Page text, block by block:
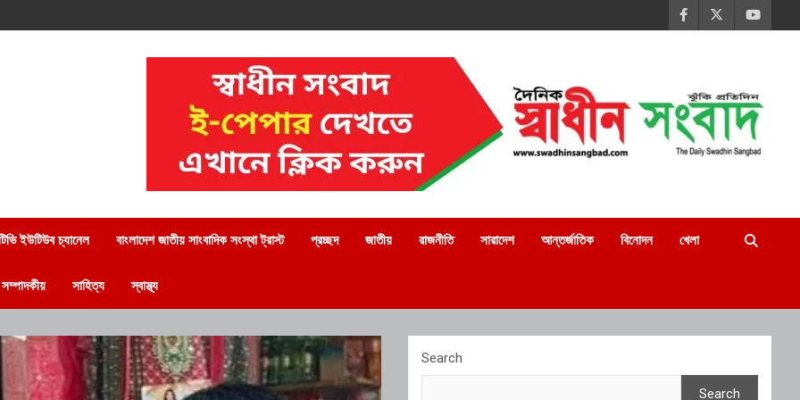
ইউটিউব চ্যানেল বাংলাদেশ জাতীয় সাংবাদিক সংস্থা ট্রাস্ট প্রচ্ছদ জাতীয় রাজনীতি সারাদেশ আন্তর্জাতিক বিনোদন খেলা
সম্পাদকীয় সাহিত্য স্বাস্থ্য
Search
Search